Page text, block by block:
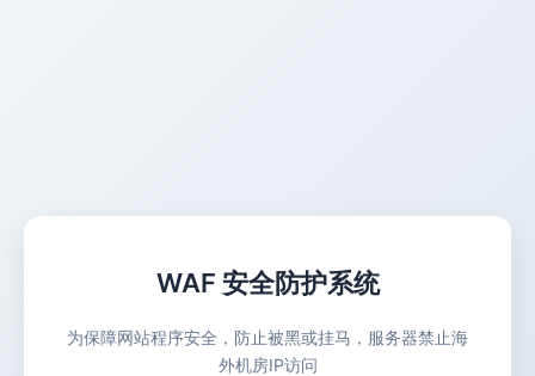
WAF 安全防护系统
为保障网站程序安全，防止被黑或挂马，服务器禁止海
外机房IP访问